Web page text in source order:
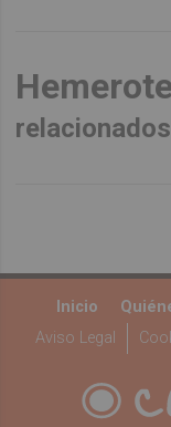
Inicio
Aviso Legal